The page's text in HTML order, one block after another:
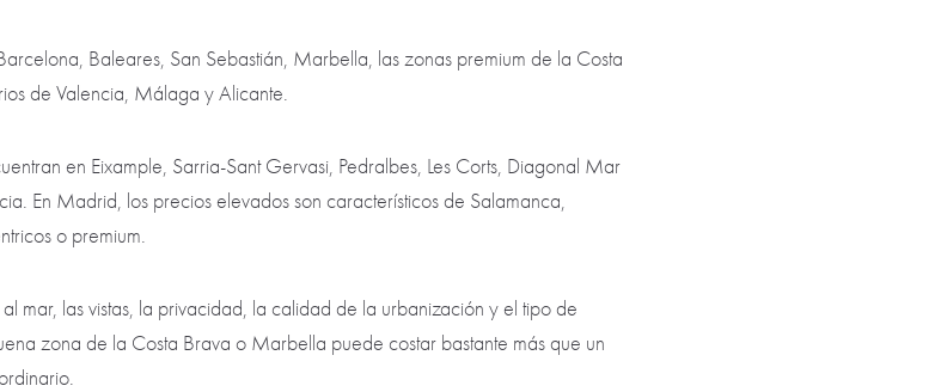
Baleares, San Sebastián, Marbella, las zonas premium de la Costa
de Valencia, Málaga y Alicante.
en Eixample, Sarria-Sant Gervasi, Pedralbes, Les Corts, Diagonal Mar
En Madrid, los precios elevados son característicos de Salamanca,
o premium.
mar, las vistas, la privacidad, la calidad de la urbanización y el tipo de
zona de la Costa Brava o Marbella puede costar bastante más que un